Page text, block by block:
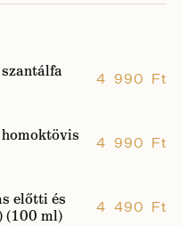
4 990 Ft
4 990 Ft
előtti és
(100 ml)
4 490 Ft